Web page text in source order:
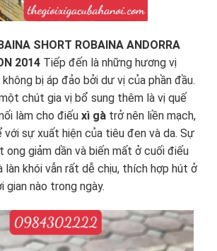
SHORT ROBAINA ANDORRA
2014 Tiếp đến là những hương vị
bị áp đảo bởi dư vị của phần đầu.
chút gia vị bổ sung thêm là vị quế
làm cho điếu xì gà trở nên liền mạch,
sự xuất hiện của tiêu đen và da. Sự
ong giảm dần và biến mất ở cuối điếu
làn khói vẫn rất dễ chịu, thích hợp hút ở
gian nào trong ngày.